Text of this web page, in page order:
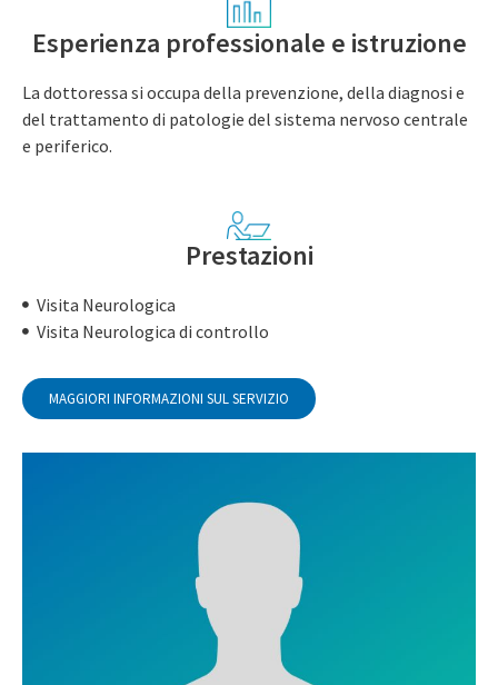
Esperienza professionale e istruzione
La dottoressa si occupa della prevenzione, della diagnosi e
del trattamento di patologie del sistema nervoso centrale
e periferico.
Prestazioni
Visita Neurologica
Visita Neurologica di controllo
MAGGIORI INFORMAZIONI SUL SERVIZIO